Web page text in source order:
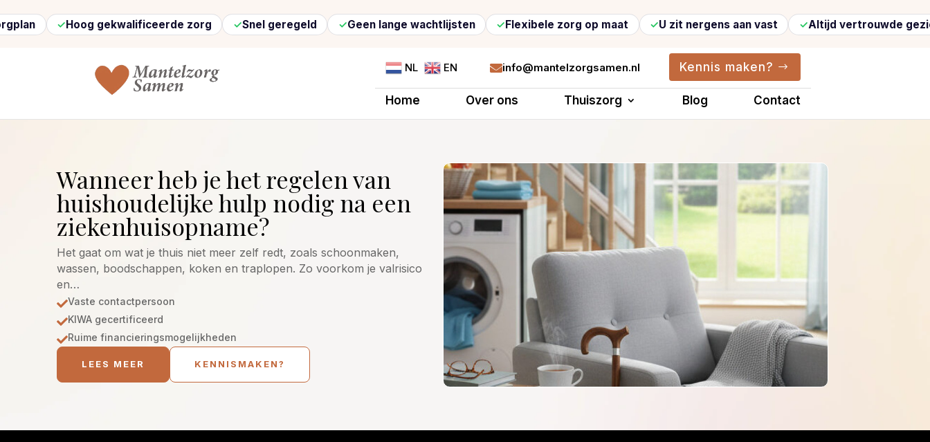
Hoog gekwalificeerde zorg Snel geregeld Geen lange wachtlijsten Flexibele zorg op maat U zit nergens aan vast Altijd vertrouwde gezichten
NL EN info@mantelzorgsamen.nl Kennis maken?
Home Over ons Thuiszorg Blog Contact
Wanneer heb je het regelen van
huishoudelijke hulp nodig na een
ziekenhuisopname?
Het gaat om wat je thuis niet meer zelf redt, zoals schoonmaken,
wassen, boodschappen, koken en traplopen. Zo voorkom je valrisico
en…
Vaste contactpersoon
KIWA gecertificeerd
Ruime financieringsmogelijkheden
LEES MEER KENNISMAKEN?